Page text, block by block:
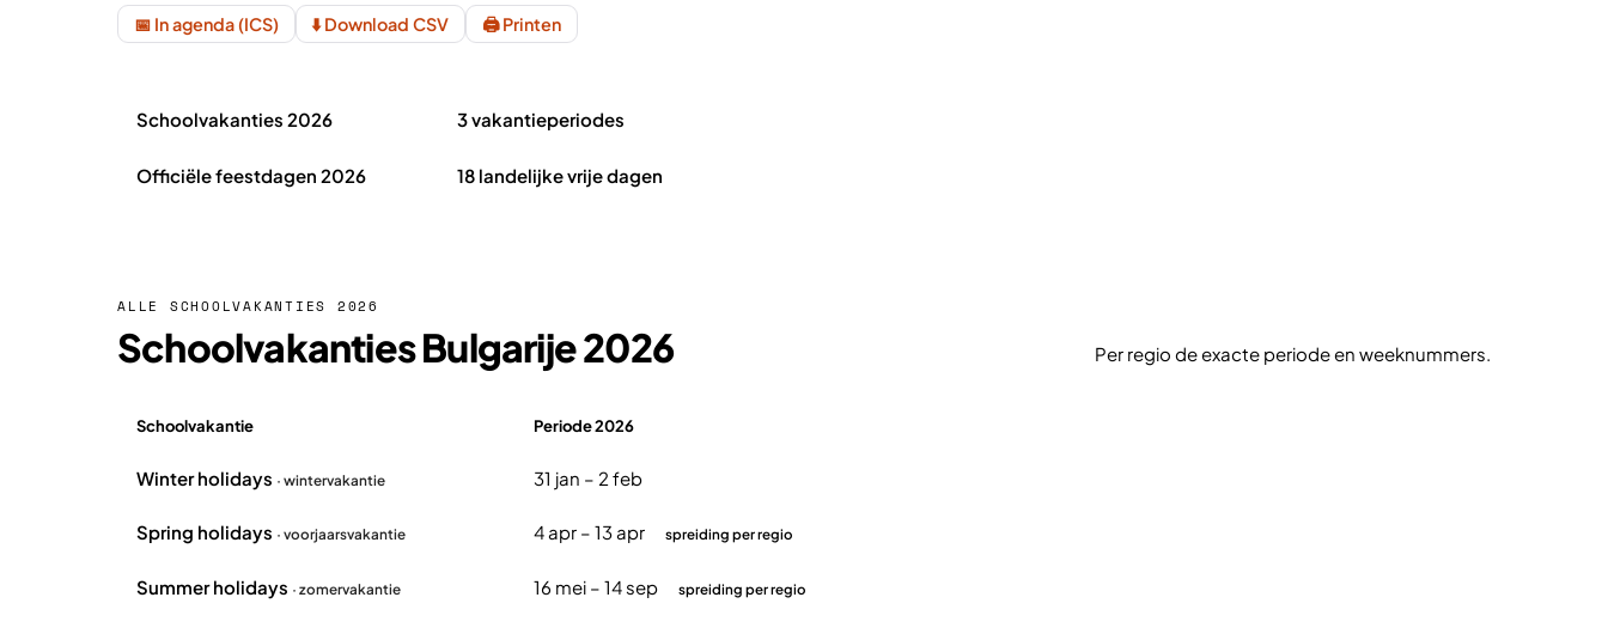
📅 In agenda (ICS) ⬇️ Download CSV 🖨️ Printen
Schoolvakanties 2026 3 vakantieperiodes
Officiële feestdagen 2026 18 landelijke vrije dagen
ALLE SCHOOLVAKANTIES 2026
Schoolvakanties Bulgarije 2026 Per regio de exacte periode en weeknummers.
Schoolvakantie Periode 2026
Winter holidays · wintervakantie 31 jan – 2 feb
Spring holidays · voorjaarsvakantie 4 apr – 13 apr spreiding per regio
Summer holidays · zomervakantie 16 mei – 14 sep spreiding per regio